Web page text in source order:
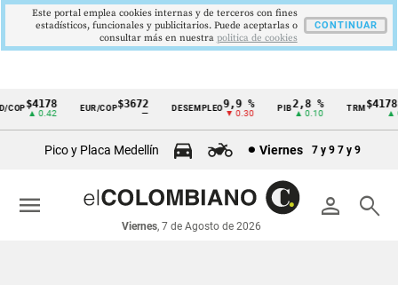
Cintillo
económicos
Colombia
$4178
▲ 0.42
EUR/COP$3672 DESEMPLEO 9,9 %
▼ 0.30
PIB2,8 %
▲ 0.10
TRM
▲
Pico y Placa Medellín Viernes 7 y 9 7 y 9
person search
Viernes, 7 de Agosto de 2026
menu
Este portal emplea cookies internas y de terceros con fines
estadísticos, funcionales y publicitarios. Puede aceptarlas o
consultar más en nuestra politica de cookies
CONTINUAR